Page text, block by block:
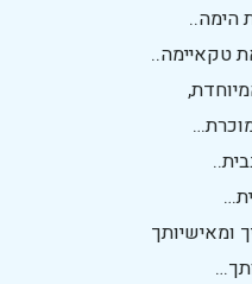
הימה..
טקאיימה..
ומאישיותך